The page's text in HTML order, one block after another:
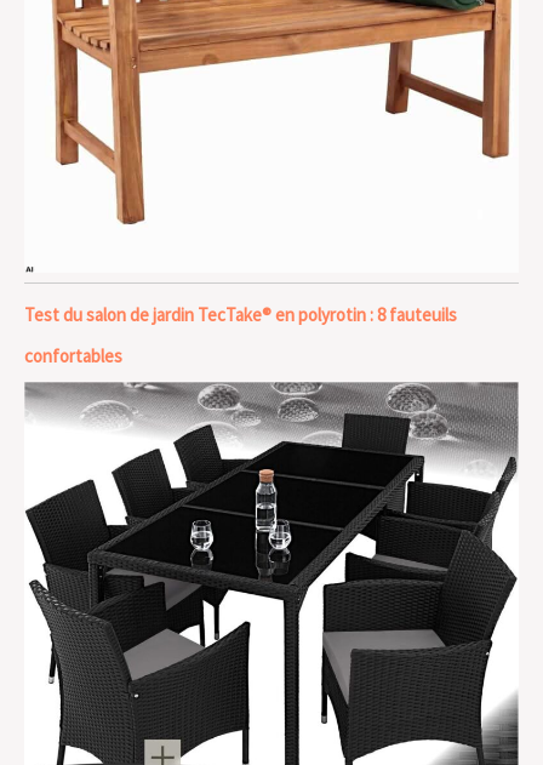
Test du salon de jardin TecTake® en polyrotin : 8 fauteuils
confortables